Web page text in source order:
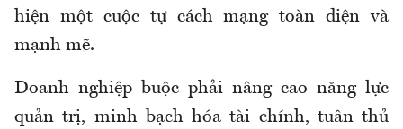
hiện một cuộc tự cách mạng toàn diện và
mạnh mẽ.
Doanh nghiệp buộc phải nâng cao năng lực
quản trị, minh bạch hóa tài chính, tuân thủ